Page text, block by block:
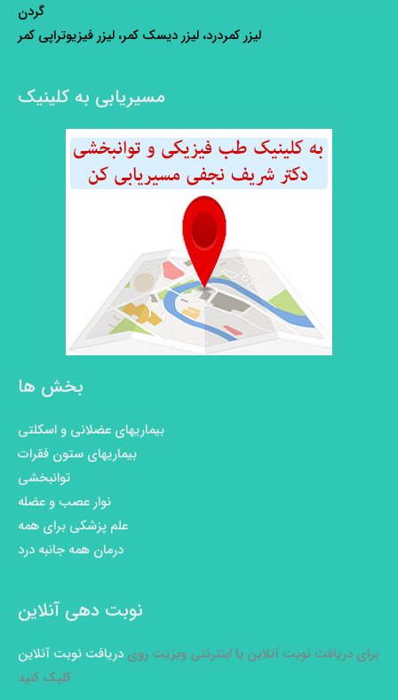
گردن
لیزر کمردرد، لیزر دیسک کمر، لیزر فیزیوتراپی کمر
مسیریابی به کلینیک
بخش ها
بیماریهای عضلانی و اسکلتی
بیماریهای ستون فقرات
توانبخشی
نوار عصب و عضله
علم پزشکی برای همه
درمان همه جانبه درد
نوبت دهی آنلاین
برای دریافت نوبت آنلاین یا اینترنتی ویزیت روی دریافت نوبت آنلاین
کلیک کنید